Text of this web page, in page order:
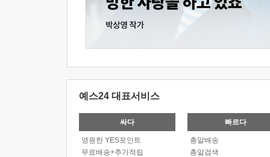
예스24 대표서비스
싸다
영원한 YES포인트
무료배송+추가적립
빠르다
총알배송
총알검색